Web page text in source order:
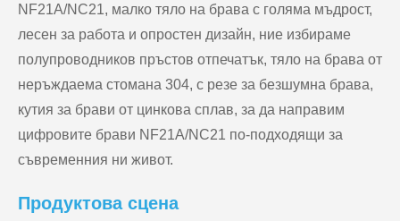
NF21A/NC21, малко тяло на брава с голяма мъдрост,
лесен за работа и опростен дизайн, ние избираме
полупроводников пръстов отпечатък, тяло на брава от
неръждаема стомана 304, с резе за безшумна брава,
кутия за брави от цинкова сплав, за да направим
цифровите брави NF21A/NC21 по-подходящи за
съвременния ни живот.
Продуктова сцена